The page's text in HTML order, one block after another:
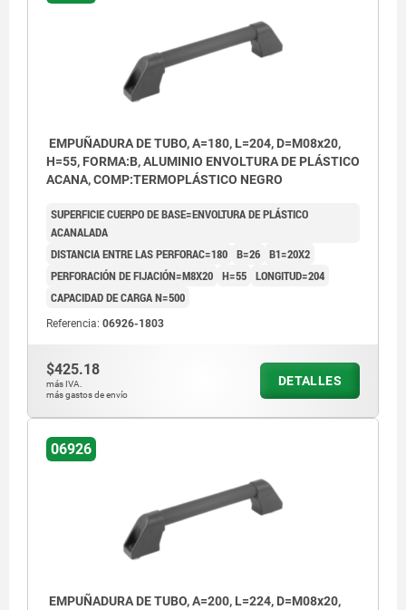
EMPUÑADURA DE TUBO, A=180, L=204, D=M08x20,
H=55, FORMA:B, ALUMINIO ENVOLTURA DE PLÁSTICO
ACANA, COMP:TERMOPLÁSTICO NEGRO
SUPERFICIE CUERPO DE BASE=ENVOLTURA DE PLÁSTICO
ACANALADA
DISTANCIA ENTRE LAS PERFORAC=180 B=26 B1=20X2
PERFORACIÓN DE FIJACIÓN=M8X20 H=55 LONGITUD=204
CAPACIDAD DE CARGA N=500
Referencia: 06926-1803
$425.18
más IVA.
más gastos de envío
DETALLES
06926
EMPUÑADURA DE TUBO, A=200, L=224, D=M08x20,